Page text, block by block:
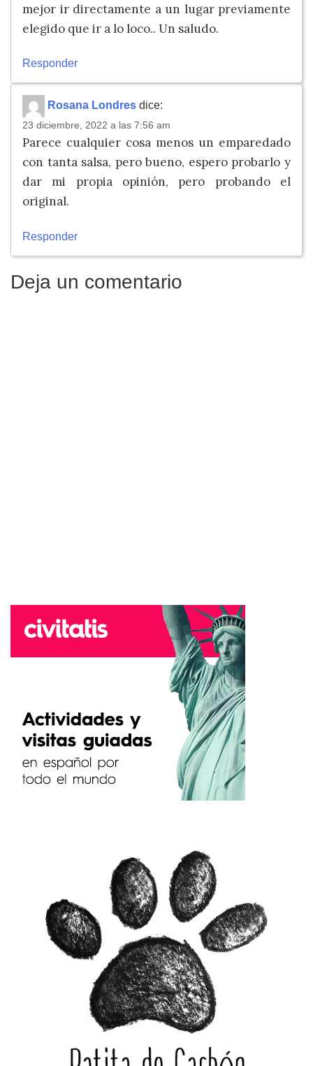
mejor ir directamente a un lugar previamente
elegido que ir a lo loco.. Un saludo.
Responder
Rosana Londres dice:
23 diciembre, 2022 a las 7:56 am
Parece cualquier cosa menos un emparedado
con tanta salsa, pero bueno, espero probarlo y
dar mi propia opinión, pero probando el
original.
Responder
Deja un comentario